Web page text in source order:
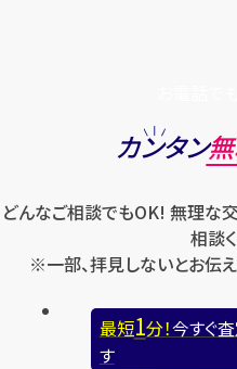
カンタン
どんなご相談でもOK! 無理な
相談
※一部、拝見しないとお伝
最短1分！今すぐ
す